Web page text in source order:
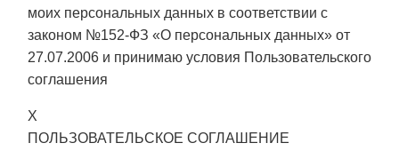
моих персональных данных в соответствии с
законом №152-ФЗ «О персональных данных» от
27.07.2006 и принимаю условия Пользовательского
соглашения
X
ПОЛЬЗОВАТЕЛЬСКОЕ СОГЛАШЕНИЕ